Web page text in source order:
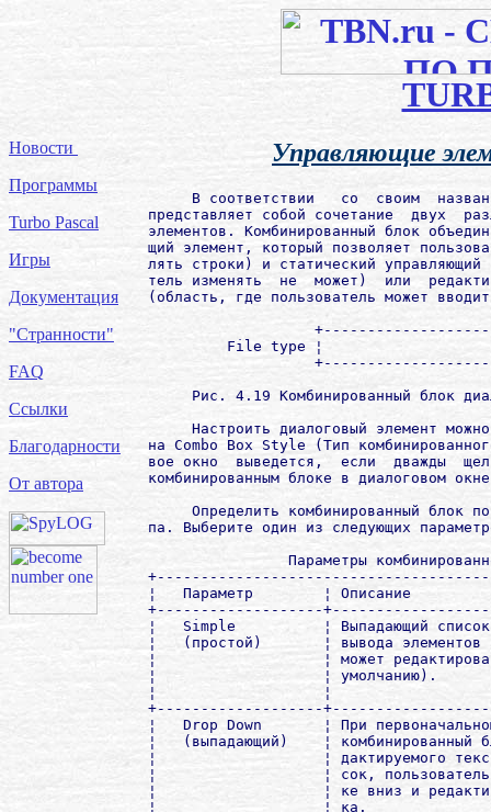
Новости
Программы
Turbo Pascal
Игры
Документация
"Странности"
FAQ
Ссылки
Благодарности
От автора
Управляющие
В соответствии   со  своим
представляет собой сочетание  двух
элементов. Комбинированный блок
щий элемент, который позволяет
лять строки) и статический
тель изменять  не  может)  или
(область, где пользователь может
File type ¦
Рис. 4.19 Комбинированный блок
Настроить диалоговый элемент
на Combo Box Style (Тип
вое окно  выведется,  если  дважды
комбинированным блоке в диалоговом
Определить комбинированный блок
па. Выберите один из следующих
Параметры
¦   Параметр        ¦ Описание
+-------------------
¦   Simple          ¦ Выпадающий список
¦   (простой)       ¦ вывода элементов
¦                   ¦ может
¦                   ¦ умолчанию).
¦                   ¦
+-------------------
¦   Drop Down       ¦ При
¦   (выпадающий)    ¦ комбинированный
¦                   ¦ дактируемого
¦                   ¦ сок, пользователь
¦                   ¦ ке вниз и
¦                   ¦ ка.